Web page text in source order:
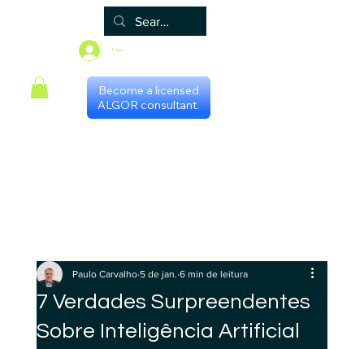
Login
Become a licensed
ALGOR consultant.
7 Verdades Surpreendentes
Sobre Inteligência Artificial
Paulo Carvalho 5 de jan. 6 min de leitura